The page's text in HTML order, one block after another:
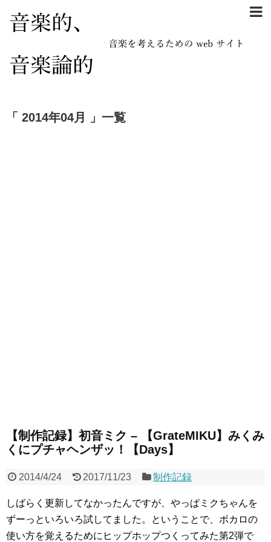
「 2014年04月 」一覧
【制作記録】初音ミク – 【GrateMIKU】みくみ
くにプチャヘンザッ！【Days】
2014/4/24 2017/11/23 制作記録
しばらく更新してなかったんですが、やっぱミクちゃんを
ずーっといろいろ試してました。ということで、ボカロの
使い方を覚えるためにヒップホップつくってみた第2弾で